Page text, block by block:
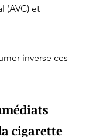
(AVC) et
inverse ces
cigarette